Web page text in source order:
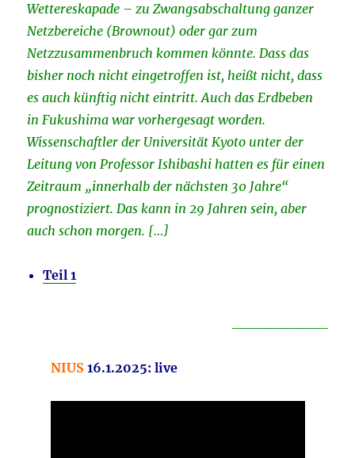
Wettereskapade – zu Zwangsabschaltung ganzer
Netzbereiche (Brownout) oder gar zum
Netzzusammenbruch kommen könnte. Dass das
bisher noch nicht eingetroffen ist, heißt nicht, dass
es auch künftig nicht eintritt. Auch das Erdbeben
in Fukushima war vorhergesagt worden.
Wissenschaftler der Universität Kyoto unter der
Leitung von Professor Ishibashi hatten es für einen
Zeitraum „innerhalb der nächsten 30 Jahre“
prognostiziert. Das kann in 29 Jahren sein, aber
auch schon morgen. […]
Teil 1
NIUS 16.1.2025: live